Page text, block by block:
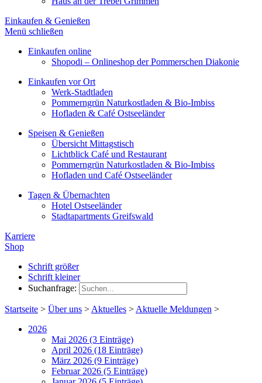
Einkaufen & Genießen
Menü schließen
Einkaufen online
Shopodi – Onlineshop der Pommerschen Diakonie
Einkaufen vor Ort
Werk-Stadtladen
Pommerngrün Naturkostladen & Bio-Imbiss
Hofladen & Café Ostseeländer
Speisen & Genießen
Übersicht Mittagstisch
Lichtblick Café und Restaurant
Pommerngrün Naturkostladen & Bio-Imbiss
Hofladen und Café Ostseeländer
Tagen & Übernachten
Hotel Ostseeländer
Stadtapartments Greifswald
Karriere
Shop
Schrift größer
Schrift kleiner
Suchanfrage:
Startseite > Über uns > Aktuelles > Aktuelle Meldungen >
2026
Mai 2026 (3 Einträge)
April 2026 (18 Einträge)
März 2026 (9 Einträge)
Februar 2026 (5 Einträge)